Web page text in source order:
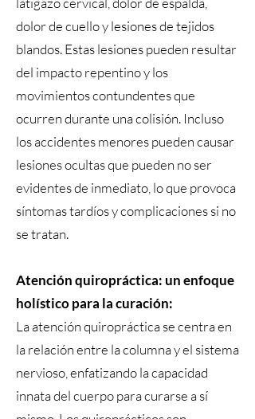
dolor de cuello y lesiones de tejidos
blandos. Estas lesiones pueden resultar
del impacto repentino y los
movimientos contundentes que
ocurren durante una colisión. Incluso
los accidentes menores pueden causar
lesiones ocultas que pueden no ser
evidentes de inmediato, lo que provoca
síntomas tardíos y complicaciones si no
se tratan.
Atención quiropráctica: un enfoque
holístico para la curación:
La atención quiropráctica se centra en
la relación entre la columna y el sistema
nervioso, enfatizando la capacidad
innata del cuerpo para curarse a sí